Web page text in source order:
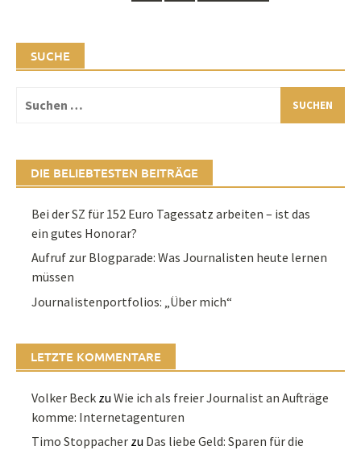
SUCHE
nach:
DIE BELIEBTESTEN BEITRÄGE
Bei der SZ für 152 Euro Tagessatz arbeiten – ist das
ein gutes Honorar?
Aufruf zur Blogparade: Was Journalisten heute lernen
müssen
Journalistenportfolios: „Über mich“
LETZTE KOMMENTARE
Volker Beck zuWie ich als freier Journalist an Aufträge
komme: Internetagenturen
Timo Stoppacher zu Das liebe Geld: Sparen für die